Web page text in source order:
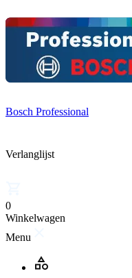
Bosch Professional
Verlanglijst
0
Winkelwagen
Menu